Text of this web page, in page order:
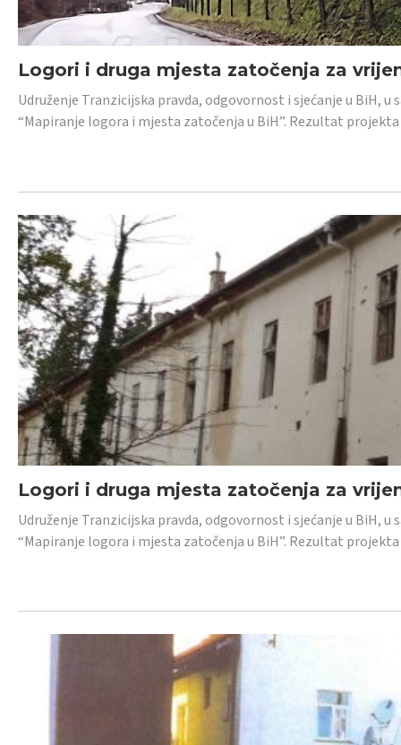
Logori i druga mjesta zatočenja za
Udruženje Tranzicijska pravda, odgovornost i sjećanje u BiH,
“Mapiranje logora i mjesta zatočenja u BiH”. Rezultat
Logori i druga mjesta zatočenja za
Udruženje Tranzicijska pravda, odgovornost i sjećanje u BiH,
“Mapiranje logora i mjesta zatočenja u BiH”. Rezultat